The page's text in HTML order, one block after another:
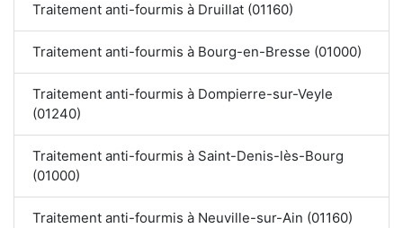
Traitement anti-fourmis à Druillat (01160)
Traitement anti-fourmis à Bourg-en-Bresse (01000)
Traitement anti-fourmis à Dompierre-sur-Veyle
(01240)
Traitement anti-fourmis à Saint-Denis-lès-Bourg
(01000)
Traitement anti-fourmis à Neuville-sur-Ain (01160)